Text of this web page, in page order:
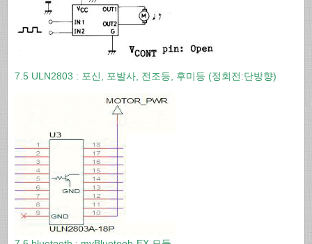
7.5 ULN2803 : 포신, 포발사, 전조등, 후미등 (정회전:단방향)